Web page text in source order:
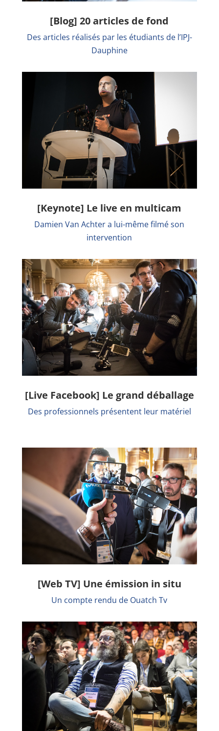
[Blog] 20 articles de fond
Des articles réalisés par les étudiants de l’IPJ-
Dauphine
[Keynote] Le live en multicam
Damien Van Achter a lui-même filmé son
intervention
[Live Facebook] Le grand déballage
Des professionnels présentent leur matériel
[Web TV] Une émission in situ
Un compte rendu de Ouatch Tv